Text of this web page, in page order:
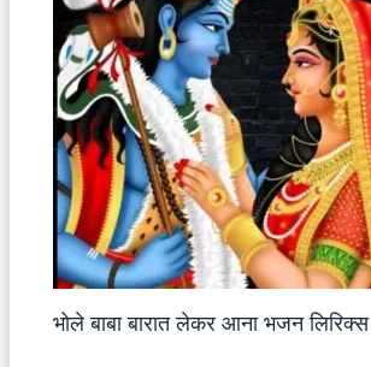
भोले बाबा बारात लेकर आना भजन लिरिक्स